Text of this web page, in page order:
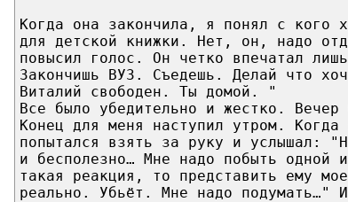
Когда она закончила, я понял с кого
для детской книжки. Нет, он, надо
повысил голос. Он четко впечатал
Закончишь ВУЗ. Съедешь. Делай что
Виталий свободен. Ты домой. "
Все было убедительно и жестко.
Конец для меня наступил утром.
попытался взять за руку и услышал:
и бесполезно… Мне надо побыть одной
такая реакция, то представить ему
реально. Убьёт. Мне надо подумать…"